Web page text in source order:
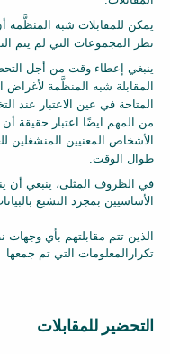
يمكن للمقابلات شبه
نظر المجموعات التي لم يتم
ينبغي إعطاء وقت من أجل
المقابلة شبه المنظَّمة
المتاحة في عين الاعتبار عند
من المهم ايضًا اعتبار حقيقة
الأشخاص المعنيين المنشغلين
طوال الوقت.
في الظروف المثلى، ينبغي أن
الأساسيين بمجرد التشبع
الذين تتم مقابلتهم بأي
تكرارالمعلومات التي تم جمعها
التحضير للمقابلات